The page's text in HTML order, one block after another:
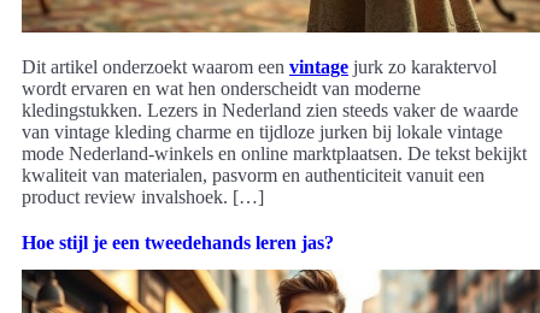
Dit artikel onderzoekt waarom een vintage jurk zo karaktervol
wordt ervaren en wat hen onderscheidt van moderne
kledingstukken. Lezers in Nederland zien steeds vaker de waarde
van vintage kleding charme en tijdloze jurken bij lokale vintage
mode Nederland-winkels en online marktplaatsen. De tekst bekijkt
kwaliteit van materialen, pasvorm en authenticiteit vanuit een
product review invalshoek. […]
Hoe stijl je een tweedehands leren jas?